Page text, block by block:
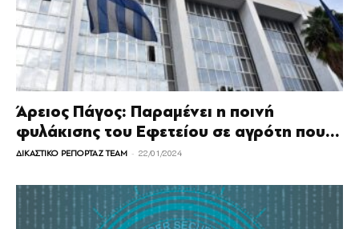
Άρειος Πάγος: Παραμένει η ποινή
φυλάκισης του Εφετείου σε αγρότη που...
ΔΙΚΑΣΤΙΚΟ ΡΕΠΟΡΤΑΖ TEAM - 22/01/2024